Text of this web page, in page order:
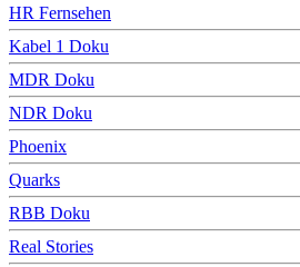
HR Fernsehen
Kabel 1 Doku
MDR Doku
NDR Doku
Phoenix
Quarks
RBB Doku
Real Stories